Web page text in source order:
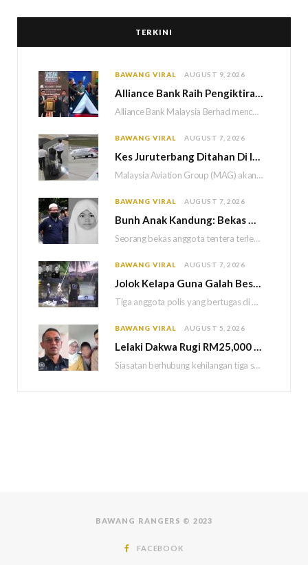
TERKINI
BAWANG VIRAL AUGUST 9, 2026
Alliance Bank Raih Pengiktirafan ASEAN Records, Tampil Dengan Kad Kredit Maya Lebih Fleksibel
Alliance Bank Malaysia Berhad mencatat pencapaian baharu dalam perbankan digital menerusi penambahbaikan Kad Kredit Maya…
BAWANG VIRAL AUGUST 7, 2026
Kes Juruterbang Ditahan Di Indonesia, MAG Wajibkan Saringan Dadah 1,260 Juruterbang Malaysia Airlines
Malaysia Aviation Group (MAG) akan melaksanakan saringan dadah mandatori terhadap semua juruterbang Malaysia Airlines sebagai…
BAWANG VIRAL AUGUST 7, 2026
Bunh Anak Kandung: Bekas Anggota Tentera Terlepas Hukuman M
Seorang bekas anggota tentera terlepas daripada hukuman gantung selepas Mahkamah Persekutuan memutuskan untuk menggantikan hukuman…
BAWANG VIRAL AUGUST 7, 2026
Jolok Kelapa Guna Galah Besi Berakhir Tragedi, Tiga Polis Maut Terkena Renjatan Elektrik
Tiga anggota polis yang bertugas di Balai Polis Weston maut selepas dipercayai terkena renjatan elektrik…
BAWANG VIRAL AUGUST 5, 2026
Lelaki Dakwa Rugi RM25,000 Akibat Hutang Kutu, Polis Siasat Kaitan Dengan Kehilangan Tiga Beranak
Siasatan berhubung kehilangan tiga sekeluarga di Bukit Kayu Hitam kini memasuki perkembangan baharu apabila polis…
BAWANG RANGERS © 2023
FACEBOOK